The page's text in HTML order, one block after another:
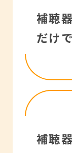
それ
こえ
が
る目
果
100
お客
補聴
ば
が進
せん
最
大き
補聴
だけ
左右
補聴